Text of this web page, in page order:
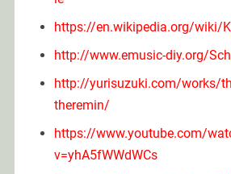
https://en.wikipedia.org/wiki/
http://www.emusic-diy.org/
http://yurisuzuki.com/works/
theremin/
https://www.youtube.com/
v=yhA5fWWdWCs